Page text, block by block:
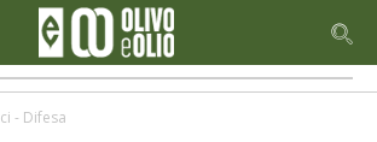
- Difesa